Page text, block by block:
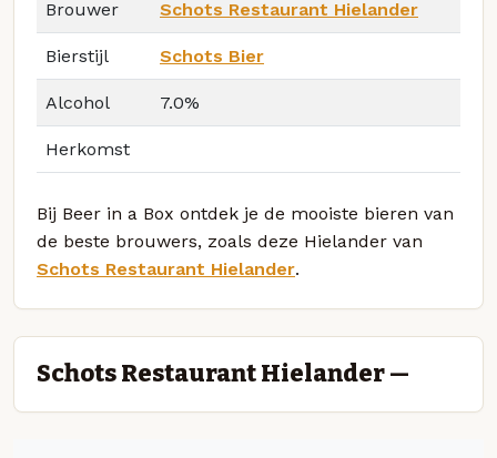
Brouwer Schots Restaurant Hielander
Bierstijl Schots Bier
Alcohol 7.0%
Herkomst
Bij Beer in a Box ontdek je de mooiste bieren van
de beste brouwers, zoals deze Hielander van
Schots Restaurant Hielander.
Schots Restaurant Hielander —